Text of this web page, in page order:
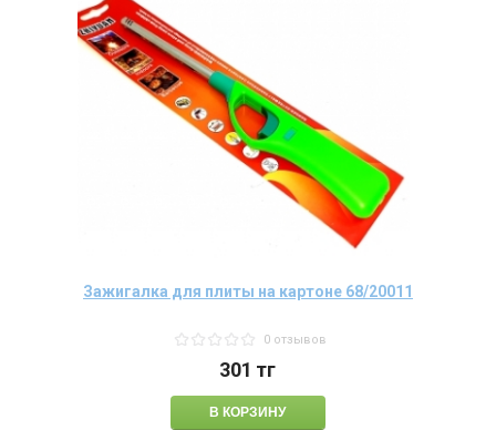
Зажигалка для плиты на картоне 68/20011
0 отзывов
301 тг